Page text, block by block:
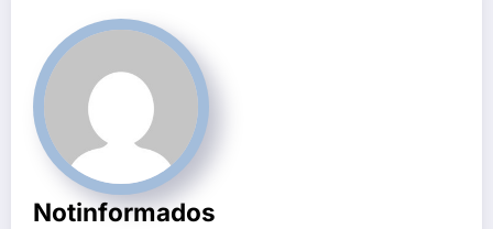
Notinformados